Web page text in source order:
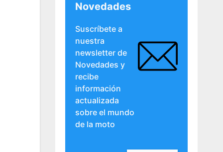
Novedades
Suscríbete a
nuestra
newsletter de
Novedades y
recibe
información
actualizada
sobre el mundo
de la moto